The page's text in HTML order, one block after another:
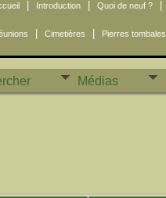
Introduction Quoi de neuf ?
Cimetières Pierres tombales
Médias